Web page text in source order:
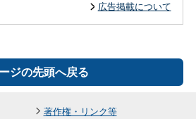
広告掲載について
ジの先頭へ戻る
著作権・リンク等